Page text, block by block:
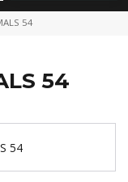
54
54